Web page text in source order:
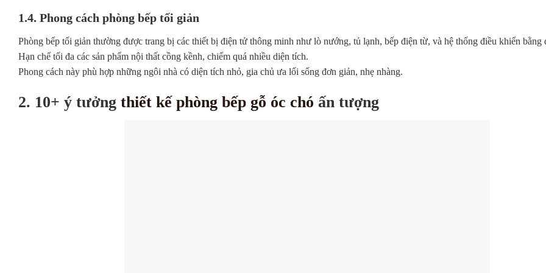
1.4. Phong cách phòng bếp tối giản
Phòng bếp tối giản thường được trang bị các thiết bị điện tử thông minh như lò nướng, tủ lạnh, bếp điện từ, và hệ thống điều khiển bằng
Hạn chế tối đa các sản phẩm nội thất cồng kềnh, chiếm quá nhiều diện tích.
Phong cách này phù hợp những ngôi nhà có diện tích nhỏ, gia chủ ưa lối sống đơn giản, nhẹ nhàng.
2. 10+ ý tưởng thiết kế phòng bếp gỗ óc chó ấn tượng